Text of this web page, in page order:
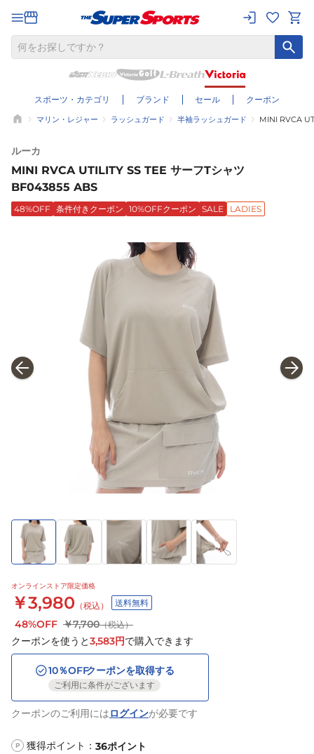
スポーツ・カテゴリ ブランド セール クーポン
マリン・レジャー ラッシュガード 半袖ラッシュガード MINI RVCA
ルーカ
MINI RVCA UTILITY SS TEE サーフTシャツ
BF043855 ABS
48%OFF 条件付きクーポン 10%OFFクーポン SALE LADIES
オンラインストア限定価格
￥3,980 （税込） 送料無料
48%OFF ￥7,700（税込）
クーポンを使うと3,583円で購入できます
10％OFFクーポンを取得する
ご利用に条件がございます
クーポンのご利用にはログインが必要です
P 獲得ポイント： 36ポイント